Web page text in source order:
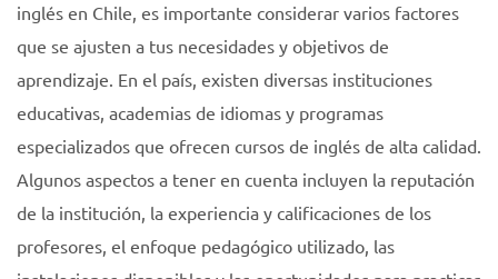
inglés en Chile, es importante considerar varios factores
que se ajusten a tus necesidades y objetivos de
aprendizaje. En el país, existen diversas instituciones
educativas, academias de idiomas y programas
especializados que ofrecen cursos de inglés de alta calidad.
Algunos aspectos a tener en cuenta incluyen la reputación
de la institución, la experiencia y calificaciones de los
profesores, el enfoque pedagógico utilizado, las